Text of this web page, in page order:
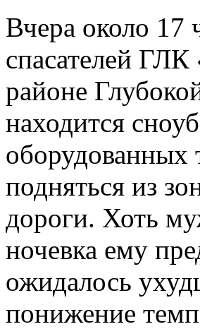
Вчера около 17
спасателей
районе
находится
оборудованных
подняться из
дороги. Хоть
ночевка ему
ожидалось
понижение